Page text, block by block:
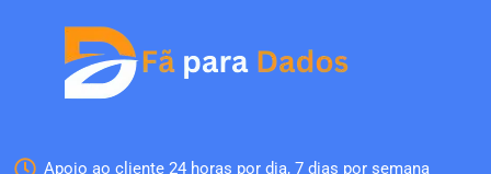
Apoio ao cliente 24 horas por dia, 7 dias por semana